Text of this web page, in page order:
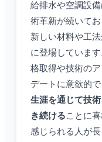
給排水や空調設
術革新が続いてお
新しい材料や工法
に登場していま
格取得や技術の
デートに意欲的で
生涯を通じて技
き続けることに
感じられる人が